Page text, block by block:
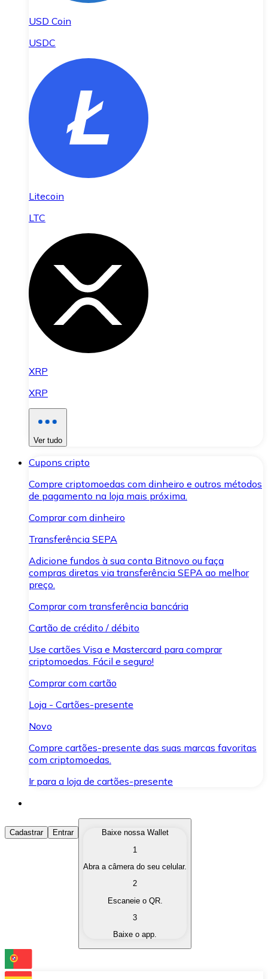
USD Coin
USDC
Litecoin
LTC
XRP
XRP
Ver tudo
Cupons cripto
Compre criptomoedas com dinheiro e outros métodos
de pagamento na loja mais próxima.
Comprar com dinheiro
Transferência SEPA
Adicione fundos à sua conta Bitnovo ou faça
compras diretas via transferência SEPA ao melhor
preço.
Comprar com transferência bancária
Cartão de crédito / débito
Use cartões Visa e Mastercard para comprar
criptomoedas. Fácil e seguro!
Comprar com cartão
Loja - Cartões-presente
Novo
Compre cartões-presente das suas marcas favoritas
com criptomoedas.
Ir para a loja de cartões-presente
Comprar Criptomoedas
Compre as criptomoedas de seu interesse de forma
Converta suas criptomoedas em moeda fiduciária
Troque uma criptomoeda por outra
Cadastrar Entrar
Baixe nossa Wallet
1
Abra a câmera do seu celular.
2
Escaneie o QR.
3
Baixe o app.